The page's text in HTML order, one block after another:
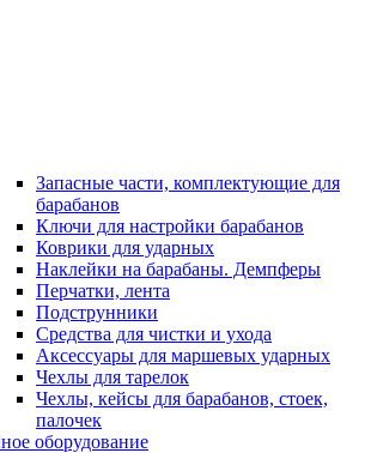
Запасные части, комплектующие для
барабанов
Ключи для настройки барабанов
Коврики для ударных
Наклейки на барабаны. Демпферы
Перчатки, лента
Подструнники
Средства для чистки и ухода
Аксессуары для маршевых ударных
Чехлы для тарелок
Чехлы, кейсы для барабанов, стоек,
палочек
оборудование